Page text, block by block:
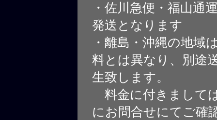
・佐川急便・福山通
発送となります
・離島・沖縄の地域
料とは異なり、別途
生致します。
料金に付きまして
にお問合せにてご確